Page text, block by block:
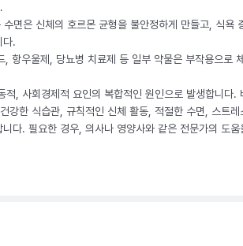
면은 신체의 호르몬 균형을 불안정하게 만들고, 식욕
다.
, 항우울제, 당뇨병 치료제 등 일부 약물은 부작용으로
적, 사회경제적 요인의 복합적인 원인으로 발생합니다.
강한 식습관, 규칙적인 신체 활동, 적절한 수면, 스트레
다. 필요한 경우, 의사나 영양사와 같은 전문가의 도움